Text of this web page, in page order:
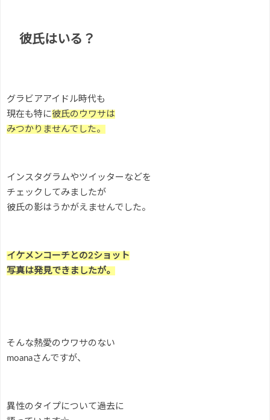
彼氏はいる？
グラビアアイドル時代も
現在も特に彼氏のウワサは
みつかりませんでした。
インスタグラムやツイッターなどを
チェックしてみましたが
彼氏の影はうかがえませんでした。
イケメンコーチとの2ショット
写真は発見できましたが。
そんな熱愛のウワサのない
moanaさんですが、
異性のタイプについて過去に